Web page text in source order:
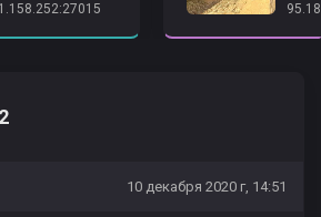
10 декабря 2020 г, 14:51